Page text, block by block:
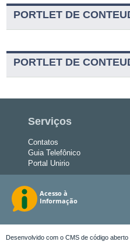
PORTLET DE
PORTLET DE
Serviços
Contatos
Guia Telefônico
Portal Unirio
Desenvolvido com o CMS de código aberto